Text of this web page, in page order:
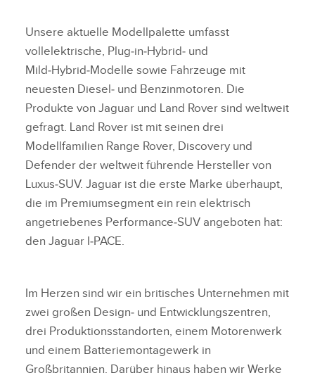
Unsere aktuelle Modellpalette umfasst
vollelektrische, Plug‑in‑Hybrid‑ und
Mild‑Hybrid‑Modelle sowie Fahrzeuge mit
neuesten Diesel‑ und Benzinmotoren. Die
Produkte von Jaguar und Land Rover sind weltweit
gefragt. Land Rover ist mit seinen drei
Modellfamilien Range Rover, Discovery und
Defender der weltweit führende Hersteller von
Luxus‑SUV. Jaguar ist die erste Marke überhaupt,
die im Premiumsegment ein rein elektrisch
angetriebenes Performance‑SUV angeboten hat:
den Jaguar I‑PACE.
Im Herzen sind wir ein britisches Unternehmen mit
zwei großen Design‑ und Entwicklungszentren,
drei Produktionsstandorten, einem Motorenwerk
und einem Batteriemontagewerk in
Großbritannien. Darüber hinaus haben wir Werke